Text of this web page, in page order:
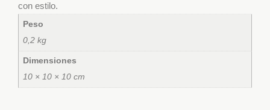
con estilo.
Peso
0,2 kg
Dimensiones
10 × 10 × 10 cm